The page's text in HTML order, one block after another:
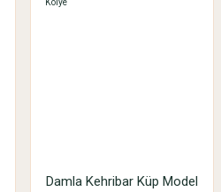
Damla Kehribar Küp Model